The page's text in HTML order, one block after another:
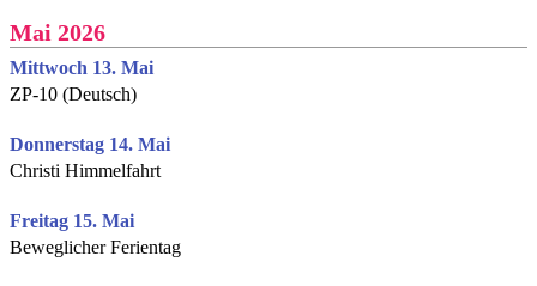
Mai 2026
Mittwoch 13. Mai
ZP-10 (Deutsch)
Donnerstag 14. Mai
Christi Himmelfahrt
Freitag 15. Mai
Beweglicher Ferientag